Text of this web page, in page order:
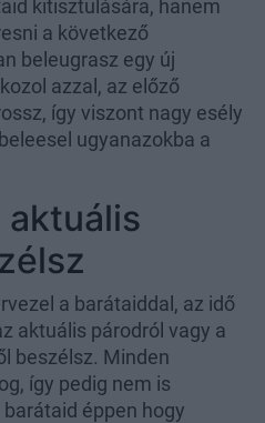
kitisztulására, hanem
a következő
beleugrasz egy új
azzal, az előző
így viszont nagy esély
ugyanazokba a
aktuális
a barátaiddal, az idő
aktuális párodról vagy a
beszélsz. Minden
így pedig nem is
éppen hogy